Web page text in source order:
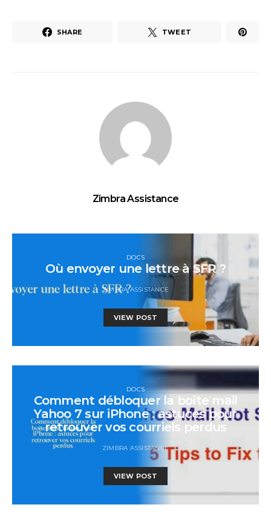
SHARE TWEET
Zimbra Assistance
DOCS
Où envoyer une lettre à SFR ?
ZIMBRA ASSISTANCE
VIEW POST
DOCS
Comment débloquer la boîte mail
Yahoo 7 sur iPhone : astuces pour
retrouver vos courriels perdus
ZIMBRA ASSISTANCE
VIEW POST